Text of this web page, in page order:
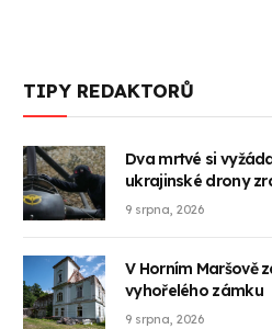
TIPY REDAKTORŮ
Dva mrtvé si
ukrajinské drony
9 srpna, 2026
V Horním Maršově
vyhořelého zámku
9 srpna, 2026